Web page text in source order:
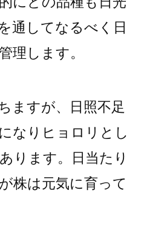
通してなるべく日
理します。
ますが、日照不足
なりヒョロリとし
ります。日当たり
株は元気に育って